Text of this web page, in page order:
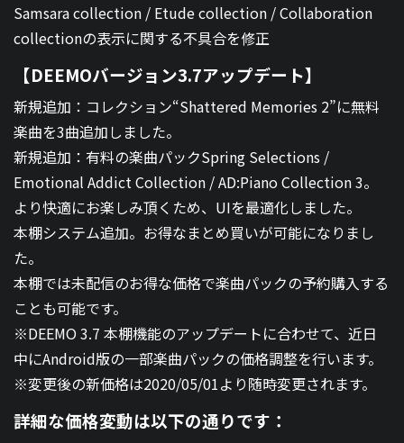
Samsara collection / Etude collection / Collaboration
collectionの表示に関する不具合を修正
【DEEMOバージョン3.7アップデート】
新規追加：コレクション“Shattered Memories 2”に無料
楽曲を3曲追加しました。
新規追加：有料の楽曲パックSpring Selections /
Emotional Addict Collection / AD:Piano Collection 3。
より快適にお楽しみ頂くため、UIを最適化しました。
本棚システム追加。お得なまとめ買いが可能になりまし
た。
本棚では未配信のお得な価格で楽曲パックの予約購入する
ことも可能です。
※DEEMO 3.7 本棚機能のアップデートに合わせて、近日
中にAndroid版の一部楽曲パックの価格調整を行います。
※変更後の新価格は2020/05/01より随時変更されます。
詳細な価格変動は以下の通りです：